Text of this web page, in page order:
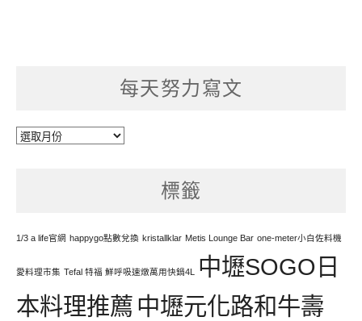
每天努力寫文
每
標籤
1/3 a life官網 happygo點數兌換 kristallklar Metis Lounge Bar one-meter小白佐料機
愛料理市集 Tefal 特福 鮮呼吸速燉萬用快鍋4L 中壢SOGO日
本料理推薦 中壢元化路和牛壽